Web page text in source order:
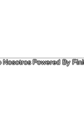
NosotrosPowered By